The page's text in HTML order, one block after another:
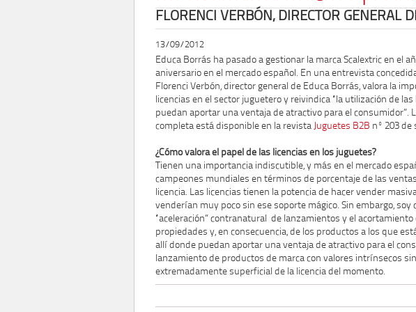
FLORENCI VERBÓN, DIRECTOR GENERAL
13/09/2012
Educa Borrás ha pasado a gestionar la marca Scalextric en el
aniversario en el mercado español. En una entrevista
Florenci Verbón, director general de Educa Borrás, valora la
licencias en el sector juguetero y reivindica “la utilización de
puedan aportar una ventaja de atractivo para el consumidor”.
completa está disponible en la revista Juguetes B2B nº 203 de
¿Cómo valora el papel de las licencias en los juguetes?
Tienen una importancia indiscutible, y más en el mercado
campeones mundiales en términos de porcentaje de las
licencia. Las licencias tienen la potencia de hacer vender
venderían muy poco sin ese soporte mágico. Sin embargo,
“aceleración” contranatural de lanzamientos y el
propiedades y, en consecuencia, de los productos a los que
allí donde puedan aportar una ventaja de atractivo para el
lanzamiento de productos de marca con valores intrínsecos
extremadamente superficial de la licencia del momento.